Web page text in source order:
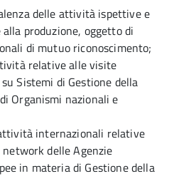
delle attività ispettive e
produzione, oggetto di
di mutuo riconoscimento;
relative alle visite
Sistemi di Gestione della
Organismi nazionali e
internazionali relative
delle Agenzie
in materia di Gestione della